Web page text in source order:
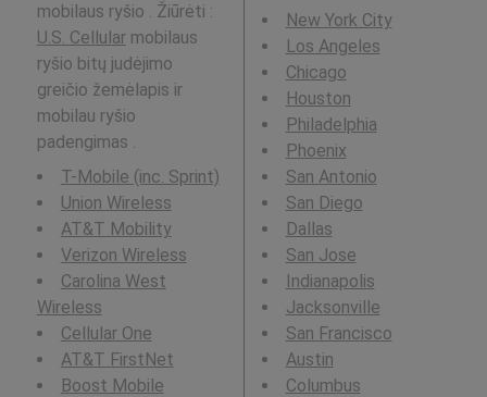
mobilaus ryšio . Žiūrėti :
U.S. Cellularmobilaus
ryšio bitų judėjimo
greičio žemėlapis ir
mobilau ryšio
padengimas .
T-Mobile (inc. Sprint)
Union Wireless
AT&T Mobility
Verizon Wireless
Carolina West
Wireless
Cellular One
AT&T FirstNet
Boost Mobile
New York City
Los Angeles
Chicago
Houston
Philadelphia
Phoenix
San Antonio
San Diego
Dallas
San Jose
Indianapolis
Jacksonville
San Francisco
Austin
Columbus